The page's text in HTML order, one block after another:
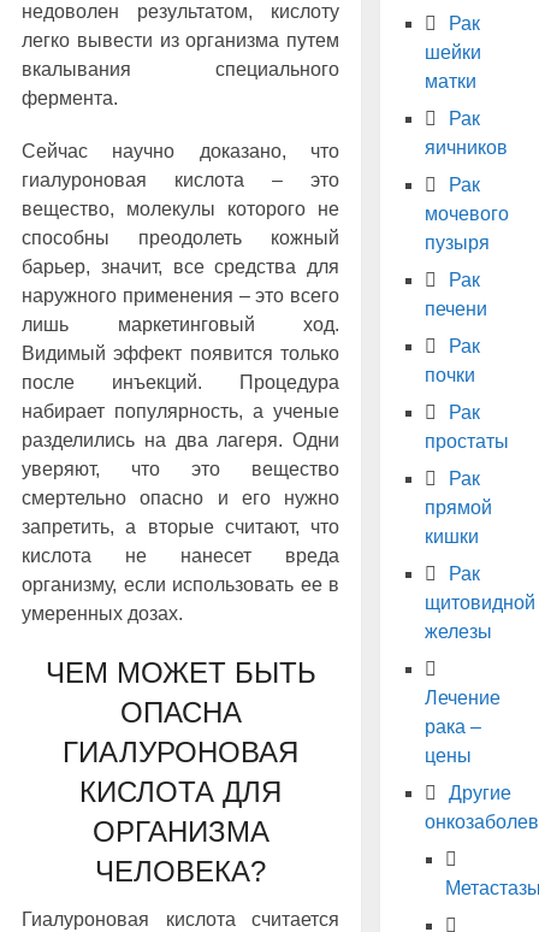
недоволен результатом, кислоту
легко вывести из организма путем
вкалывания специального
фермента.
Сейчас научно доказано, что
гиалуроновая кислота – это
вещество, молекулы которого не
способны преодолеть кожный
барьер, значит, все средства для
наружного применения – это всего
лишь маркетинговый ход.
Видимый эффект появится только
после инъекций. Процедура
набирает популярность, а ученые
разделились на два лагеря. Одни
уверяют, что это вещество
смертельно опасно и его нужно
запретить, а вторые считают, что
кислота не нанесет вреда
организму, если использовать ее в
умеренных дозах.
ЧЕМ МОЖЕТ БЫТЬ
ОПАСНА
ГИАЛУРОНОВАЯ
КИСЛОТА ДЛЯ
ОРГАНИЗМА
ЧЕЛОВЕКА?
Гиалуроновая кислота считается
Рак
шейки
матки
Рак
яичников
Рак
мочевого
пузыря
Рак
печени
Рак
почки
Рак
простаты
Рак
прямой
кишки
Рак
щитовидной
железы
Лечение
рака –
цены
Другие